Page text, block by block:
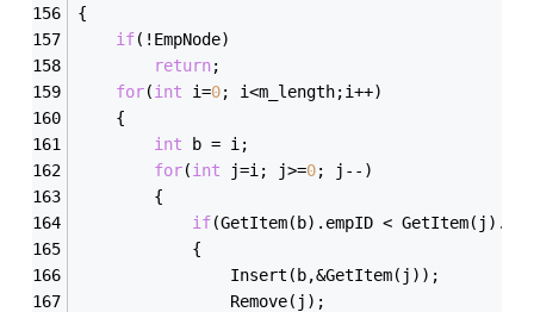
{
if(!EmpNode)
return;
for(int i=0; i<m_length;i++)
	{
int b = i;
for(int j=i; j>=0; j--)
		{
if(GetItem(b).empID <
			{
				Insert(b,&GetItem(j));
				Remove(j);